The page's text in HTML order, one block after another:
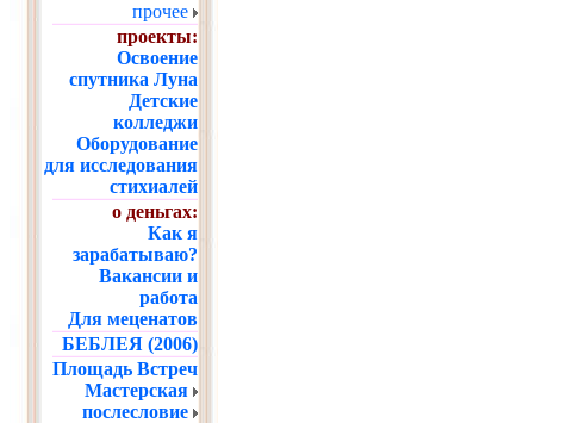
прочее
проекты:
Освоение
спутника Луна
Детские
колледжи
Оборудование
для исследования
стихиалей
о деньгах:
Как я
зарабатываю?
Вакансии и
работа
Для меценатов
БЕБЛЕЯ (2006)
Площадь Встреч
Мастерская
послесловие